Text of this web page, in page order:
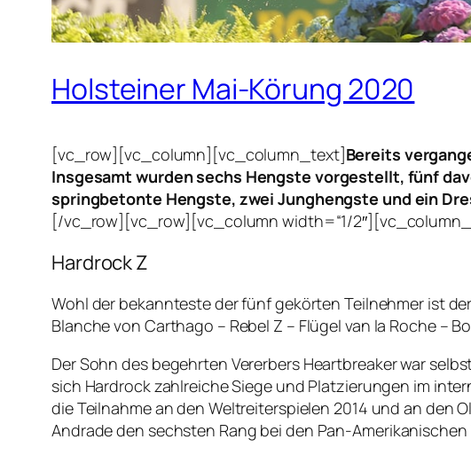
Holsteiner Mai-Körung 2020
[vc_row][vc_column][vc_column_text]Bereits
Insgesamt wurden sechs Hengste vorgestellt, fünf
springbetonte Hengste, zwei Junghengste und ein
[/vc_row][vc_row][vc_column width=“1/
Hardrock Z
Wohl der bekannteste der fünf gekörten Teilnehmer ist
Blanche von Carthago – Rebel Z – Flügel van la Roche –
Der Sohn des begehrten Vererbers Heartbreaker war
sich Hardrock zahlreiche Siege und Platzierungen im
die Teilnahme an den Weltreiterspielen 2014 und an den
Andrade den sechsten Rang bei den Pan-Amerikanischen